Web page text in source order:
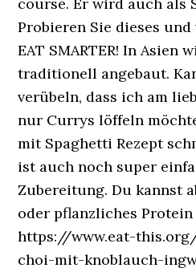
Probieren Sie dieses
EAT SMARTER! In Asien
traditionell angebaut.
verübeln, dass ich am
nur Currys löffeln
mit Spaghetti Rezept
ist auch noch super
Zubereitung. Du kannst
oder pflanzliches
https://www.eat-
choi-mit-knoblauch-